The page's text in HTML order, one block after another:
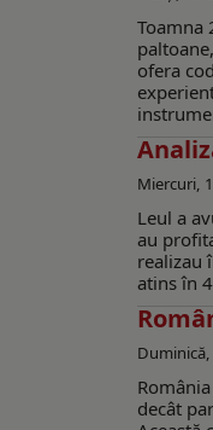
Toamna
ofera
Miercuri,
Leul a
au
realizau
atins în
decât